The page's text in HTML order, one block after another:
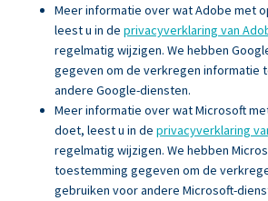
Meer informatie over wat Adobe met
leest u in de privacyverklaring van
regelmatig wijzigen. We hebben
gegeven om de verkregen informatie
andere Google-diensten.
Meer informatie over wat Microsoft
doet, leest u in de privacyverklaring
regelmatig wijzigen. We hebben
toestemming gegeven om de
gebruiken voor andere Microsoft-